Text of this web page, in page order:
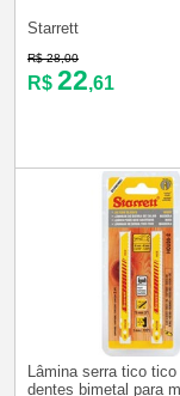
Starrett
R$ 28,00
R$ 22,61
Lâmina serra tico
dentes bimetal para